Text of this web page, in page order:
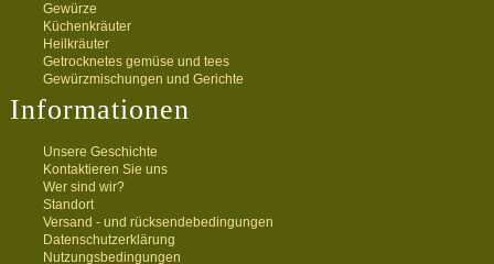
Gewürze
Küchenkräuter
Heilkräuter
Getrocknetes gemüse und tees
Gewürzmischungen und Gerichte
Informationen
Unsere Geschichte
Kontaktieren Sie uns
Wer sind wir?
Standort
Versand - und rücksendebedingungen
Datenschutzerklärung
Nutzungsbedingungen